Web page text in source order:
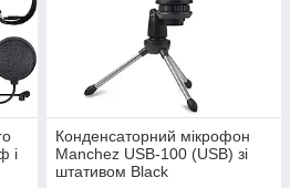
і
Конденсаторний мікрофон
Manchez USB-100 (USB) зі
штативом Black